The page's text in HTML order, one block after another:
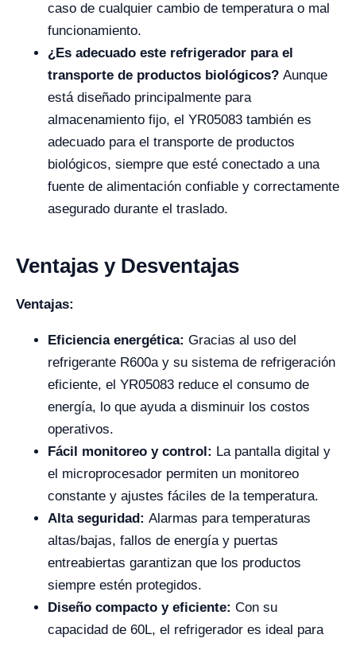
caso de cualquier cambio de temperatura o mal
funcionamiento.
¿Es adecuado este refrigerador para el
transporte de productos biológicos? Aunque
está diseñado principalmente para
almacenamiento fijo, el YR05083 también es
adecuado para el transporte de productos
biológicos, siempre que esté conectado a una
fuente de alimentación confiable y correctamente
asegurado durante el traslado.
Ventajas y Desventajas
Ventajas:
Eficiencia energética: Gracias al uso del
refrigerante R600a y su sistema de refrigeración
eficiente, el YR05083 reduce el consumo de
energía, lo que ayuda a disminuir los costos
operativos.
Fácil monitoreo y control: La pantalla digital y
el microprocesador permiten un monitoreo
constante y ajustes fáciles de la temperatura.
Alta seguridad: Alarmas para temperaturas
altas/bajas, fallos de energía y puertas
entreabiertas garantizan que los productos
siempre estén protegidos.
Diseño compacto y eficiente: Con su
capacidad de 60L, el refrigerador es ideal para